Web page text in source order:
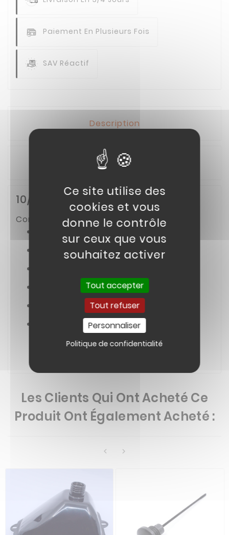
Paiement En Plusieurs Fois
SAV Réactif
Description
Détails du produit
10// LEVIER DROIT KAYO EA
Compatible avec :
QUAD KAYO PREDATOR 110 (AT110)
QUAD KAYO 110CC PREDATOR -2019
QUAD KAYO 110CC PREDATOR -2019
QUAD KAYO EA110
Les Clients Qui Ont Acheté Ce
Produit Ont Également Acheté :
 
Ce site utilise des
cookies et vous
donne le contrôle
sur ceux que vous
souhaitez activer
Tout accepter
Tout refuser
Personnaliser
Politique de confidentialité